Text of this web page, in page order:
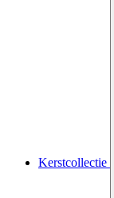
Kerstcollectie